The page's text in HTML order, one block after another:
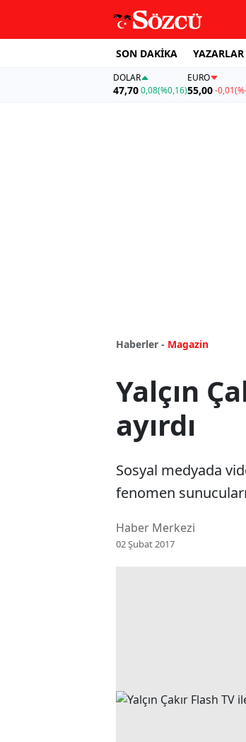
SON DAKİKA YAZARLAR
DOLAR
47,700,08(%0,16)
EURO
55,00 -0,01
Haberler - Magazin
Yalçın
ayırdı
Sosyal medyada
fenomen
Haber Merkezi
02 Şubat 2017